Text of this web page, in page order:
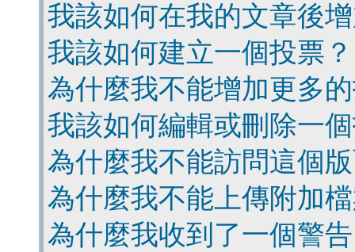
我該如何在我的文章後
我該如何建立一個投票？
為什麼我不能增加更多
我該如何編輯或刪除一
為什麼我不能訪問這個
為什麼我不能上傳附加
為什麼我收到了一個警